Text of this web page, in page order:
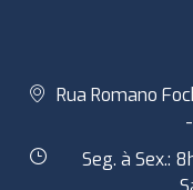
Rua Romano
Seg. à Sex.: